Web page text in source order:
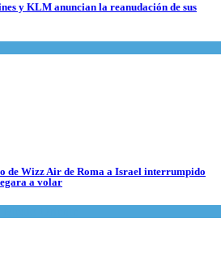
de Wizz Air de Roma a Israel interrumpido
y KLM anuncian la reanudación de sus
de Wizz Air de Roma a Israel interrumpido
a volar